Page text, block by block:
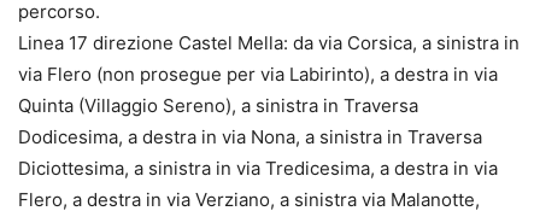
percorso.
Linea 17 direzione Castel Mella: da via Corsica, a sinistra in
via Flero (non prosegue per via Labirinto), a destra in via
Quinta (Villaggio Sereno), a sinistra in Traversa
Dodicesima, a destra in via Nona, a sinistra in Traversa
Diciottesima, a sinistra in via Tredicesima, a destra in via
Flero, a destra in via Verziano, a sinistra via Malanotte,